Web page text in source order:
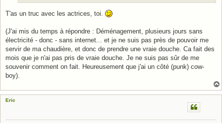
T'as un truc avec les actrices, toi.
(J'ai mis du temps à répondre : Déménagement, plusieurs jours sans
électricité - donc - sans internet... et je ne suis pas près de pouvoir me
servir de ma chaudière, et donc de prendre une vraie douche. Ca fait des
mois que je n'ai pas pris de vraie douche. Je ne suis pas sûr de me
souvenir comment on fait. Heureusement que j'ai un côté (punk) cow-
boy).
Eric